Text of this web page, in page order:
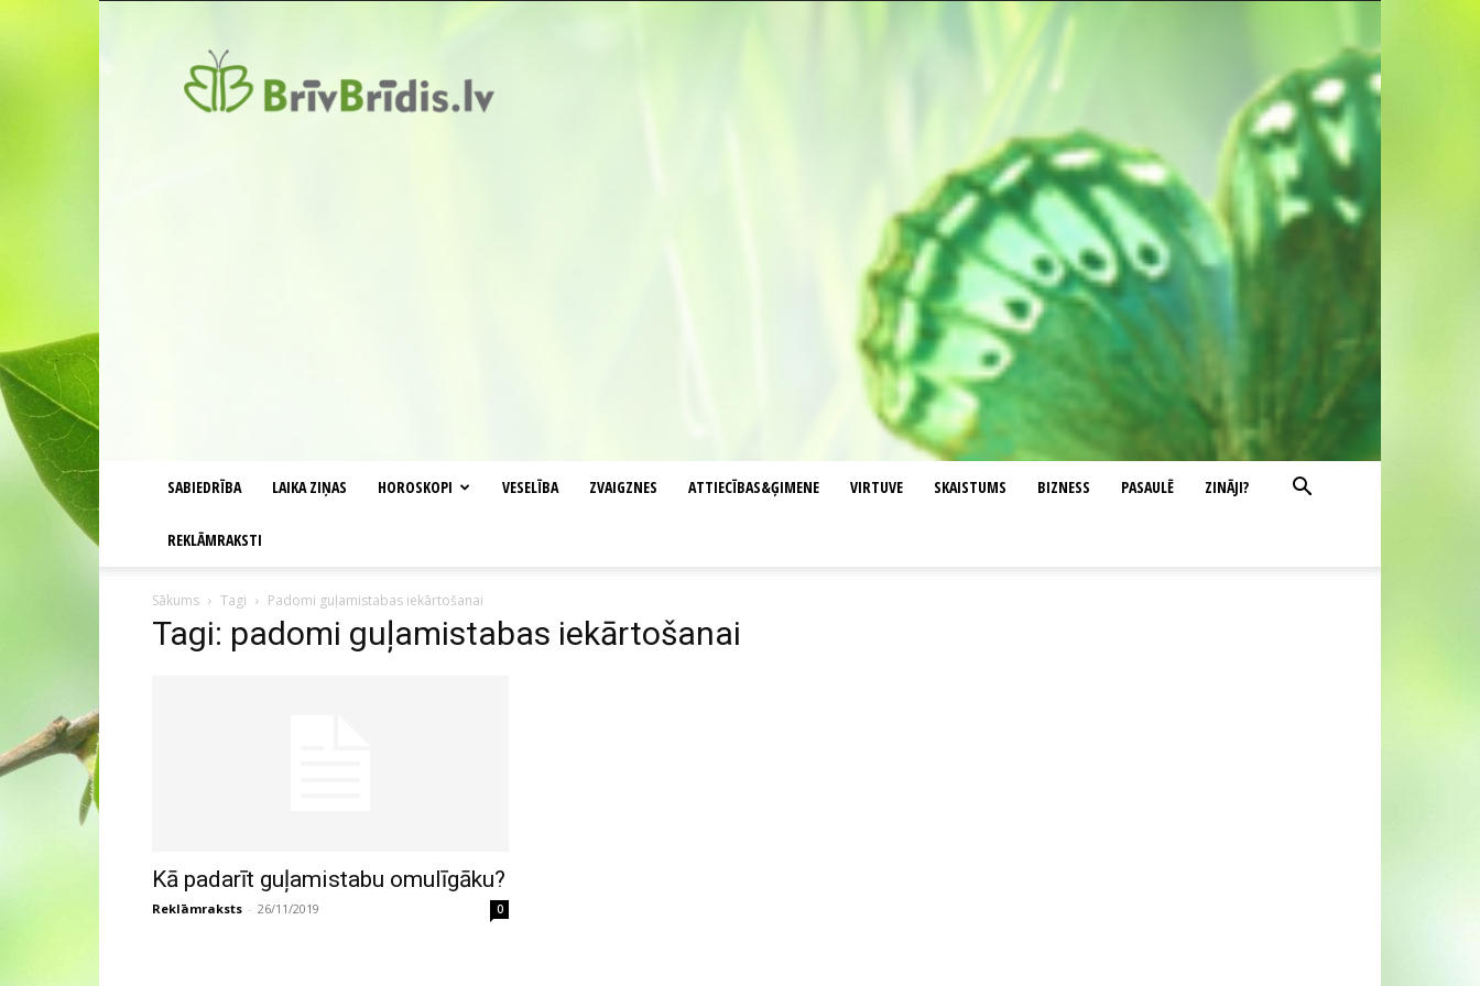
SABIEDRĪBA LAIKA ZIŅAS HOROSKOPI VESELĪBA ZVAIGZNES ATTIECĪBAS&ĢIMENE VIRTUVE SKAISTUMS BIZNESS PASAULĒ ZINĀJI?
REKLĀMRAKSTI
Sākums Tagi Padomi guļamistabas iekārtošanai
Tagi: padomi guļamistabas iekārtošanai
Kā padarīt guļamistabu omulīgāku?
Reklāmraksts - 26/11/2019 0